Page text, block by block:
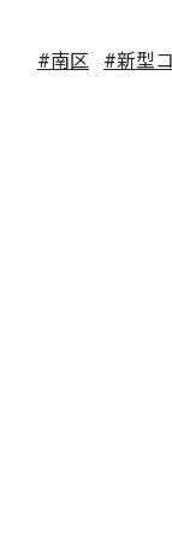
#南区 #新型